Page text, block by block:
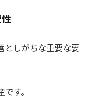
としがちな重要な要
す。